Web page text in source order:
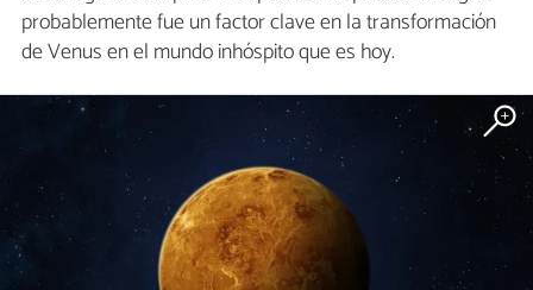
probablemente fue un factor clave en la transformación
de Venus en el mundo inhóspito que es hoy.